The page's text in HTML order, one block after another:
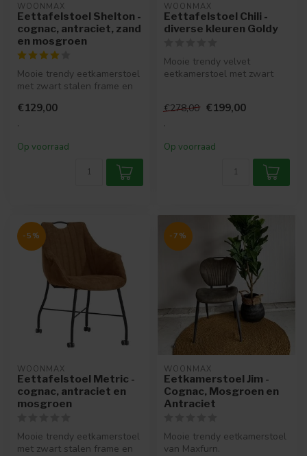
WOONMAX
Eettafelstoel Shelton -
cognac, antraciet, zand
en mosgroen
Mooie trendy eetkamerstoel
met zwart stalen frame en
€129,00
.
Op voorraad
WOONMAX
Eettafelstoel Chili -
diverse kleuren Goldy
Mooie trendy velvet
eetkamerstoel met zwart
€278,00 €199,00
.
Op voorraad
-5%
WOONMAX
Eettafelstoel Metric -
cognac, antraciet en
mosgroen
Mooie trendy eetkamerstoel
met zwart stalen frame en
-7%
WOONMAX
Eetkamerstoel Jim -
Cognac, Mosgroen en
Antraciet
Mooie trendy eetkamerstoel
van Maxfurn.